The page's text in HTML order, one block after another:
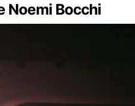
Noemi Bocchi